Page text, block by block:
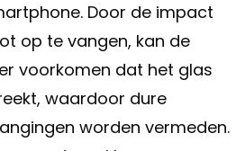
Door de impact
op te vangen, kan de
voorkomen dat het glas
waardoor dure
worden vermeden.